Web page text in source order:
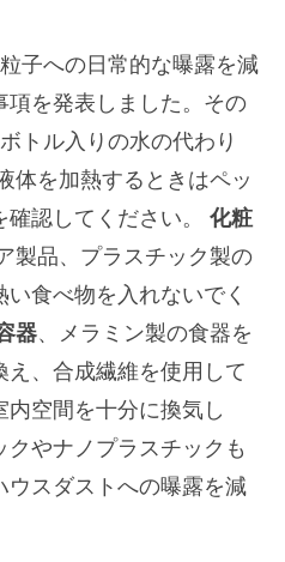
子への日常的な曝露を減
項を発表しました。その
ボトル入りの水の代わり
体を加熱するときはペッ
認してください。 化粧
製品、プラスチック製の
食べ物を入れないでく
器、メラミン製の食器を
、合成繊維を使用して
空間を十分に換気し
やナノプラスチックも
スダストへの曝露を減